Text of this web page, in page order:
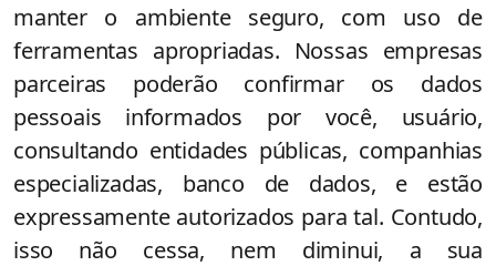
manter o ambiente seguro, com uso de
ferramentas apropriadas. Nossas empresas
parceiras poderão confirmar os dados
pessoais informados por você, usuário,
consultando entidades públicas, companhias
especializadas, banco de dados, e estão
expressamente autorizados para tal. Contudo,
isso não cessa, nem diminui, a sua